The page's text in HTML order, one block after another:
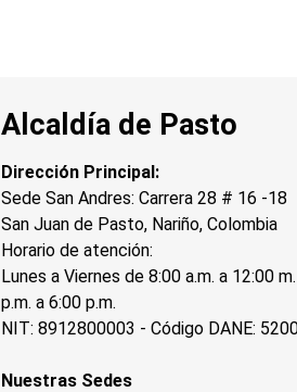
Alcaldía de Pasto
Dirección Principal:
Sede San Andres: Carrera 28 # 16 -18
San Juan de Pasto, Nariño, Colombia
Horario de atención:
Lunes a Viernes de 8:00 a.m. a 12:00
p.m. a 6:00 p.m.
NIT: 8912800003 - Código DANE:
Nuestras Sedes